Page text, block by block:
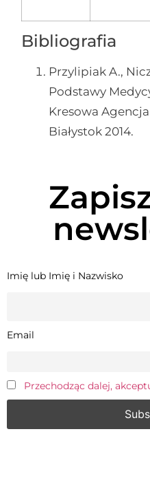
Bibliografia
Przylipiak A.,
Podstawy
Kresowa
Białystok 2014.
Imię lub Imię i Nazwisko
Email
Przechodząc dalej,